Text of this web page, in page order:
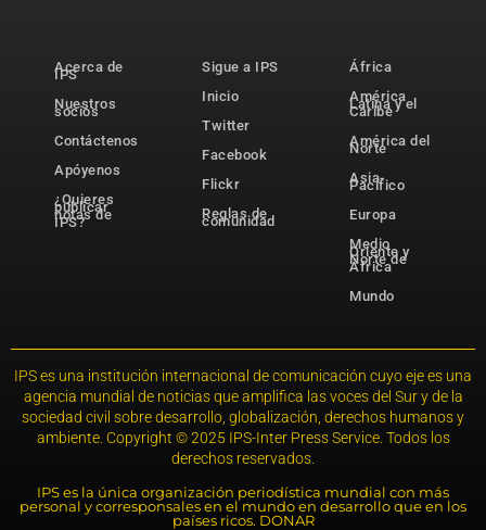
Acerca de
IPS
Nuestros
socios
Contáctenos
Apóyenos
¿Quieres
publicar
notas de
IPS?
Sigue a IPS
Inicio
Twitter
Facebook
Flickr
Reglas de
comunidad
África
América
Latina y el
Caribe
América del
Norte
Asia-
Pacífico
Europa
Medio
Oriente y
Norte de
África
Mundo
IPS es una institución internacional de comunicación cuyo eje es una
agencia mundial de noticias que amplifica las voces del Sur y de la
sociedad civil sobre desarrollo, globalización, derechos humanos y
ambiente. Copyright © 2025 IPS-Inter Press Service. Todos los
derechos reservados.
IPS es la única organización periodística mundial con más
personal y corresponsales en el mundo en desarrollo que en los
países ricos. DONAR